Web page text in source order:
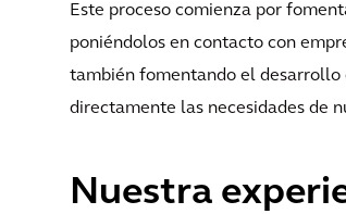
Este proceso comienza por
poniéndolos en contacto con
también fomentando el desarrollo
directamente las necesidades de
Nuestra